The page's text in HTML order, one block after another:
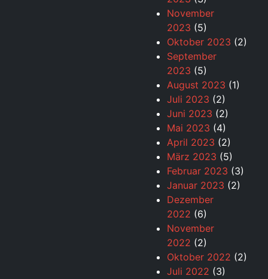
November
2023 (5)
Oktober 2023 (2)
September
2023 (5)
August 2023 (1)
Juli 2023 (2)
Juni 2023 (2)
Mai 2023 (4)
April 2023 (2)
März 2023 (5)
Februar 2023 (3)
Januar 2023 (2)
Dezember
2022 (6)
November
2022 (2)
Oktober 2022 (2)
Juli 2022 (3)